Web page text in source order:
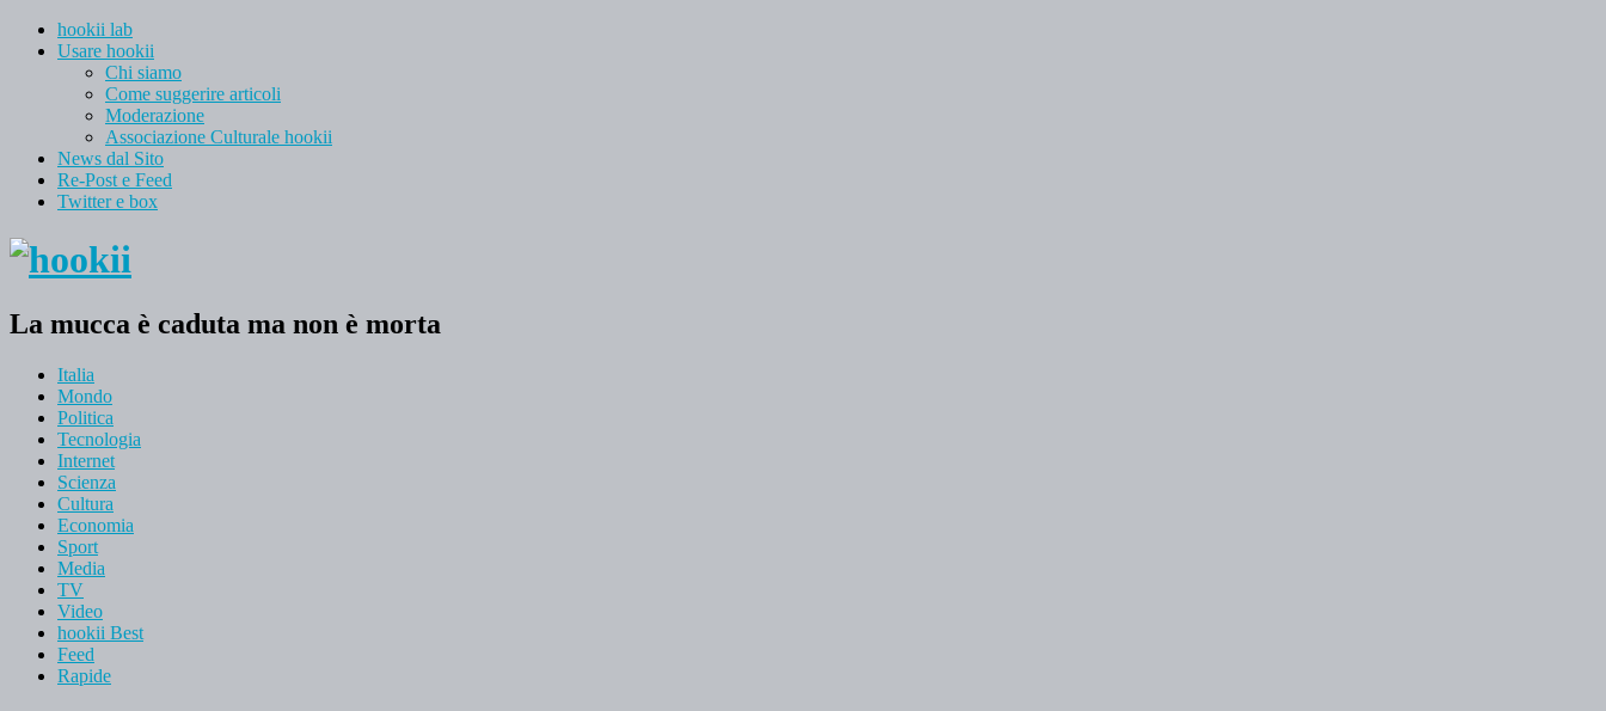
hookii lab
Usare hookii
Chi siamo
Come suggerire articoli
Moderazione
Associazione Culturale hookii
News dal Sito
Re-Post e Feed
Twitter e box
La mucca è caduta ma non è morta
Italia
Mondo
Politica
Tecnologia
Internet
Scienza
Cultura
Economia
Sport
Media
TV
Video
hookii Best
Feed
Rapide